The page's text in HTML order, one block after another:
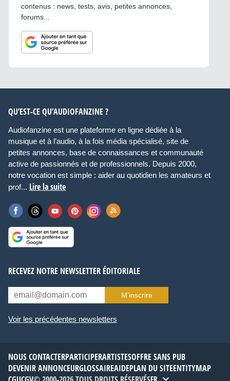
contenus : news, tests, avis, petites annonces,
forums...
QU’EST-CE QU’AUDIOFANZINE ?
Audiofanzine est une plateforme en ligne dédiée à la
musique et à l’audio, à la fois média spécialisé, site de
petites annonces, base de connaissances et communauté
active de passionnés et de professionnels. Depuis 2000,
notre vocation est simple : aider au quotidien les amateurs et
prof... Lire la suite
RECEVEZ NOTRE NEWSLETTER ÉDITORIALE
M’inscrire
Voir les précédentes newsletters
NOUS CONTACTERPARTICIPERARTISTESOFFRE SANS PUB
DEVENIR ANNONCEURGLOSSAIREAIDEPLAN DU SITEENTITYMAP
FR